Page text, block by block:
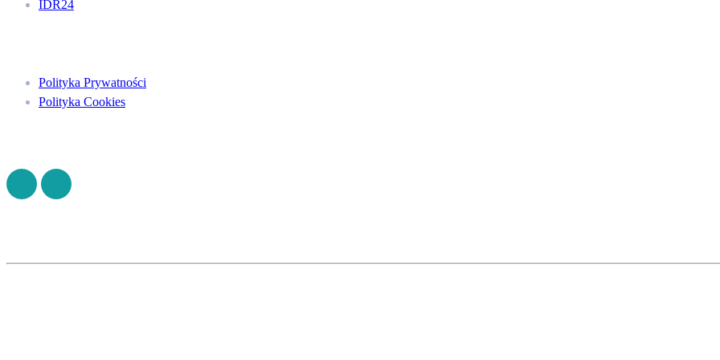
IDR24
Polityka Prywatności
Polityka Cookies